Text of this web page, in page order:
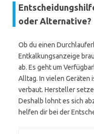
oder Alternative?
Ob du einen
Entkalkungsanzeige
ab. Es geht um
Alltag. In vielen Geräten
verbaut. Hersteller
Deshalb lohnt es sich
helfen dir bei der